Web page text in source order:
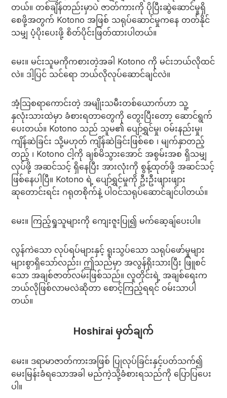
တယ်။ တစ်ချိန်တည်းမှာပဲ ဇာတ်ကားကို ပိုပြီးဆွဲဆောင်မှုရှိ
စေဖို့အတွက် Kotono အဖြစ် သရုပ်ဆောင်မှုကနေ တတ်နိုင်
သမျှ ပံ့ပိုးပေးဖို့ စိတ်ပိုင်းဖြတ်ထားပါတယ်။
မေး။ မင်းသူမကိုကစားတဲ့အခါ Kotono ကို မင်းဘယ်လိုထင်
လဲ။ ဒါ့ပြင် သင်ရော ဘယ်လိုလုပ်ဆောင်ချင်လဲ။
အံ့သြစရာကောင်းတဲ့ အမျိုးသမီးတစ်ယောက်ဟာ သူ့
နှလုံးသားထဲမှာ ခံစားရတာတွေကို တွေးပြီးတော့ ဆောင်ရွက်
ပေးတယ်။ Kotono သည် သူမ၏ ပျော်ရွှင်မှု၊ ဝမ်းနည်းမှု၊
ကျိန်ဆဲခြင်း သို့မဟုတ် ကျိန်ဆဲခြင်းဖြစ်စေ ၊ မျက်နှာတည့်
တည့် ၊ Kotono ငါ့ကို ချစ်မိသွားအောင် အစွမ်းအစ ရှိသမျှ
လုပ်ဖို့ အဆင်သင့် ရှိနေပြီး အားလုံးကို စွန့်ထုတ်ဖို့ အဆင်သင့်
ဖြစ်နေပါပြီ။ Kotono ရဲ့ ပျော်ရွှင်မှုကို ဦးဦးဖျားဖျား
ဆုတောင်းရင်း ဂရုတစိုက်နဲ့ ပါဝင်သရုပ်ဆောင်ချင်ပါတယ်။
မေး။ ကြည့်ရှုသူများကို ကျေးဇူးပြု၍ မက်ဆေ့ချ်ပေးပါ။
လွန်ကဲသော လုပ်ရပ်များနှင့် ရူးသွပ်သော သရုပ်ဖော်မှုများ
များစွာရှိသော်လည်း၊ ဤသည်မှာ အလွန်ရိုးသားပြီး ဖြူစင်
သော အချစ်ဇာတ်လမ်းဖြစ်သည်။ လူတိုင်းရဲ့ အချစ်ရေးက
ဘယ်လိုဖြစ်လာမလဲဆိုတာ စောင့်ကြည့်ရရင် ဝမ်းသာပါ
တယ်။
Hoshirai မှတ်ချက်
မေး။ ဒရာမာဇာတ်ကားအဖြစ် ပြုလုပ်ခြင်းနှင့်ပတ်သက်၍
မေးမြန်းခံရသောအခါ မည်ကဲ့သို့ခံစားရသည်ကို ပြောပြပေး
ပါ။